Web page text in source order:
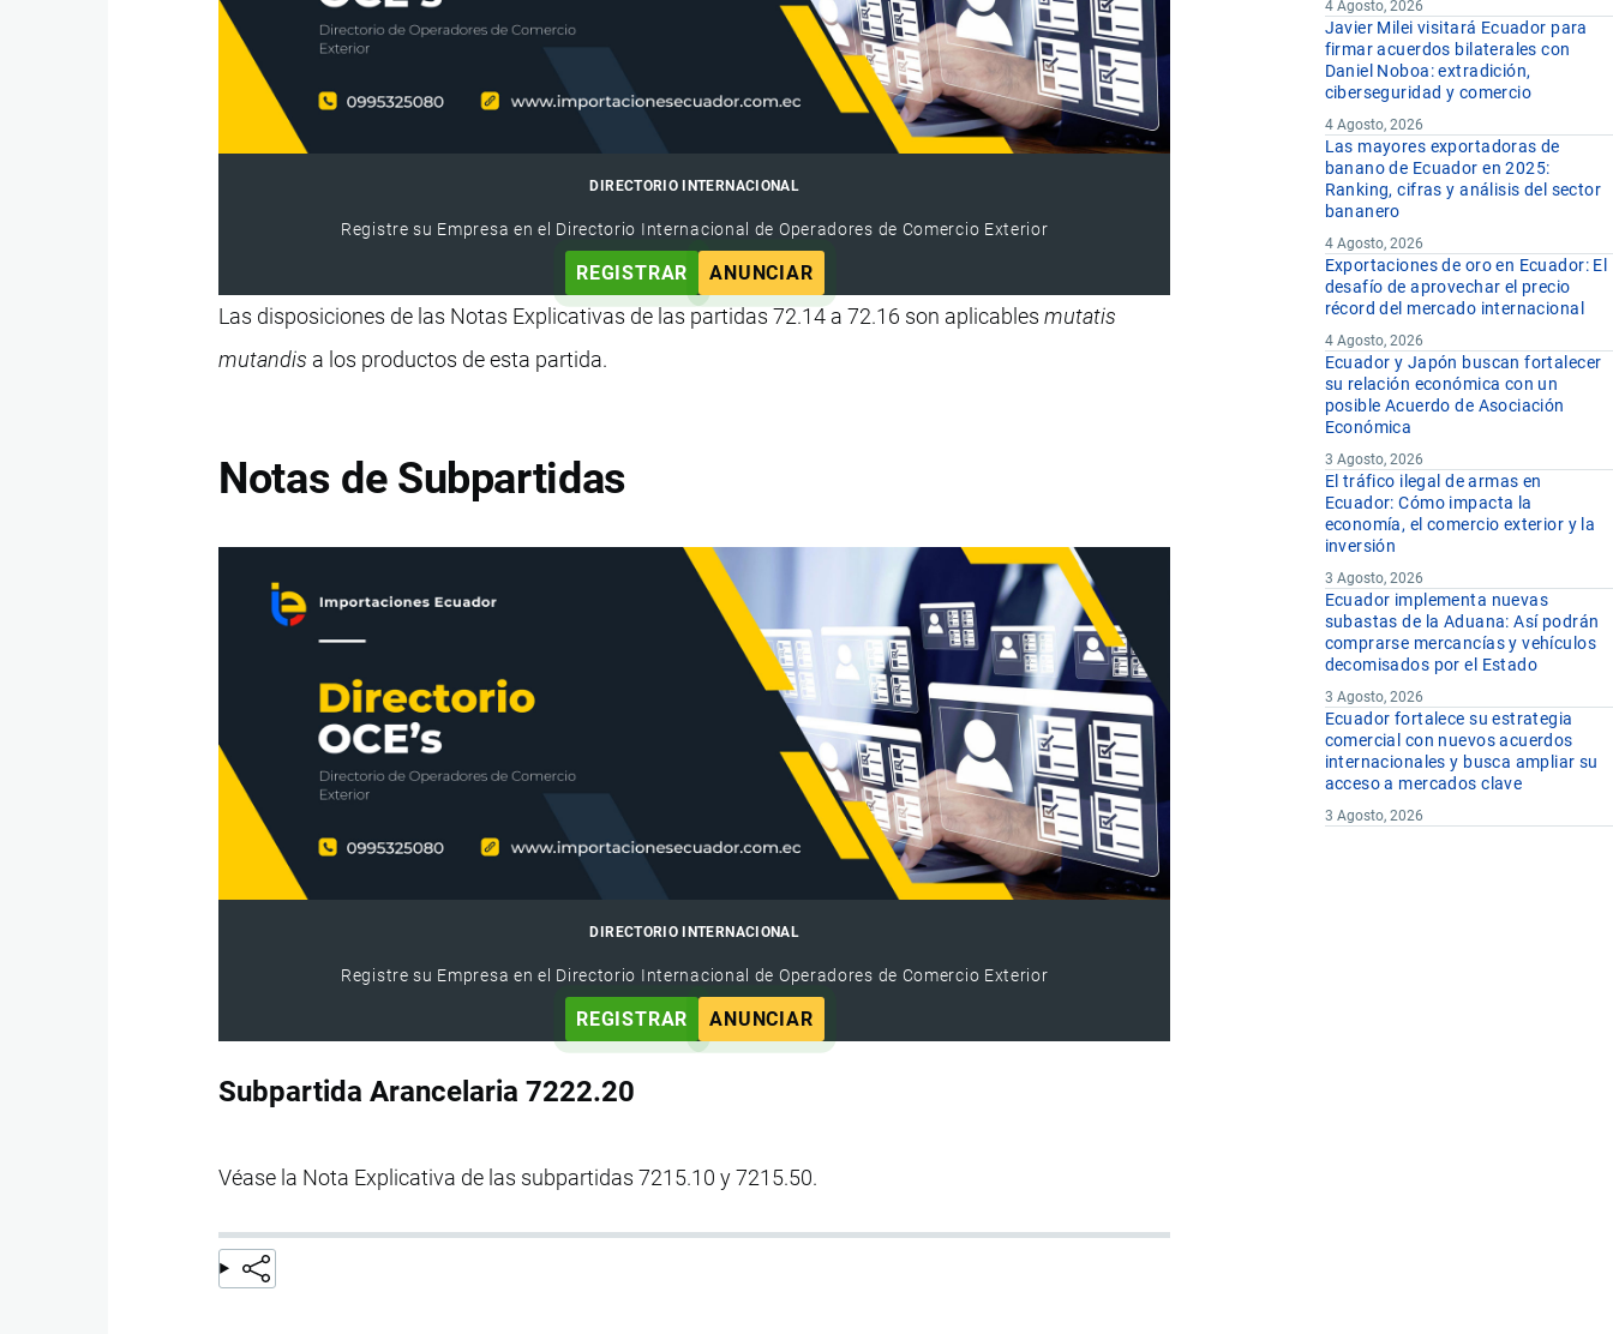
DIRECTORIO INTERNACIONAL
Registre su Empresa en el Directorio Internacional de Operadores de Comercio Exterior
REGISTRAR ANUNCIAR
Las disposiciones de las Notas Explicativas de las partidas 72.14 a 72.16 son aplicablesmutatis
mutandis a los productos de esta partida.
Notas de Subpartidas
DIRECTORIO INTERNACIONAL
Registre su Empresa en el Directorio Internacional de Operadores de Comercio Exterior
REGISTRAR ANUNCIAR
Subpartida Arancelaria 7222.20
Véase la Nota Explicativa de las subpartidas 7215.10 y 7215.50.
4 Agosto, 2026
Javier Milei visitará Ecuador para
firmar acuerdos bilaterales con
Daniel Noboa: extradición,
ciberseguridad y comercio
4 Agosto, 2026
Las mayores exportadoras de
banano de Ecuador en 2025:
Ranking, cifras y análisis del sector
bananero
4 Agosto, 2026
Exportaciones de oro en Ecuador: El
desafío de aprovechar el precio
récord del mercado internacional
4 Agosto, 2026
Ecuador y Japón buscan fortalecer
su relación económica con un
posible Acuerdo de Asociación
Económica
3 Agosto, 2026
El tráfico ilegal de armas en
Ecuador: Cómo impacta la
economía, el comercio exterior y la
inversión
3 Agosto, 2026
Ecuador implementa nuevas
subastas de la Aduana: Así podrán
comprarse mercancías y vehículos
decomisados por el Estado
3 Agosto, 2026
Ecuador fortalece su estrategia
comercial con nuevos acuerdos
internacionales y busca ampliar su
acceso a mercados clave
3 Agosto, 2026